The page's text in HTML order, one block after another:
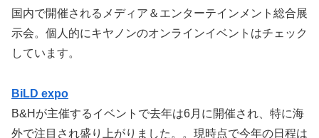
国内で開催されるメディア＆エンターテインメント総合展
示会。個人的にキヤノンのオンラインイベントはチェック
しています。
BiLD expo
B&Hが主催するイベントで去年は6月に開催され、特に海
外で注目され盛り上がりました。。現時点で今年の日程は